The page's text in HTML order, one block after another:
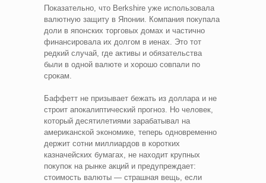
Показательно, что Berkshire уже использовала
валютную защиту в Японии. Компания покупала
доли в японских торговых домах и частично
финансировала их долгом в иенах. Это тот
редкий случай, где активы и обязательства
были в одной валюте и хорошо совпали по
срокам.
Баффетт не призывает бежать из доллара и не
строит апокалиптический прогноз. Но человек,
который десятилетиями зарабатывал на
американской экономике, теперь одновременно
держит сотни миллиардов в коротких
казначейских бумагах, не находит крупных
покупок на рынке акций и предупреждает:
стоимость валюты — страшная вещь, если